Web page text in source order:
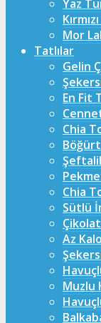
Yaz
Mor
Tatlılar
Gelin
En Fit
Chia
Chia
Sütlü
Az
Muzlu